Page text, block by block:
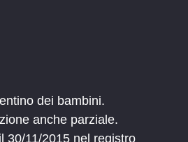
dei bambini.
anche parziale.
30/11/2015 nel registro